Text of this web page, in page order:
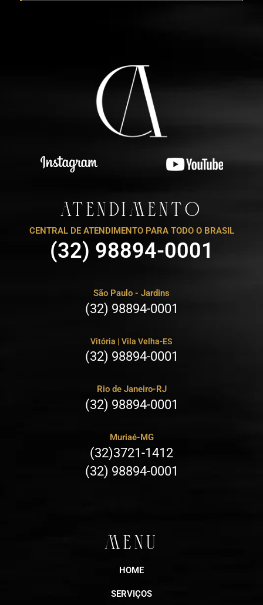
ATENDIMENTO
CENTRAL DE ATENDIMENTO PARA TODO O BRASIL
(32) 98894-0001
São Paulo - Jardins
(32) 98894-0001
Vitória | Vila Velha-ES
(32) 98894-0001
Rio de Janeiro-RJ
(32) 98894-0001
Muriaé-MG
(32)3721-1412
(32) 98894-0001
MENU
HOME
SERVIÇOS